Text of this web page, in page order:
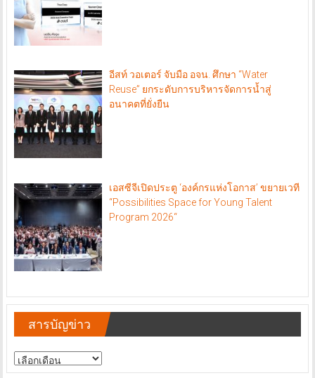
อีสท์ วอเตอร์ จับมือ อจน. ศึกษา “Water
Reuse” ยกระดับการบริหารจัดการน้ำสู่
อนาคตที่ยั่งยืน
เอสซีจีเปิดประตู ‘องค์กรแห่งโอกาส’ ขยายเวที
“Possibilities Space for Young Talent
Program 2026“
สารบัญข่าว
สารบัญ
ข่าว